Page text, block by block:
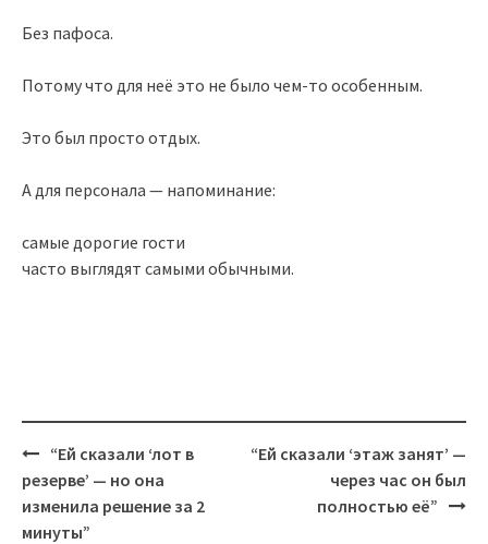
Без пафоса.
Потому что для неё это не было чем-то особенным.
Это был просто отдых.
А для персонала — напоминание:
самые дорогие гости
часто выглядят самыми обычными.
Post
navigation
“Ей сказали ‘лот в
резерве’ — но она
изменила решение за 2
минуты”
“Ей сказали ‘этаж занят’ —
через час он был
полностью её”